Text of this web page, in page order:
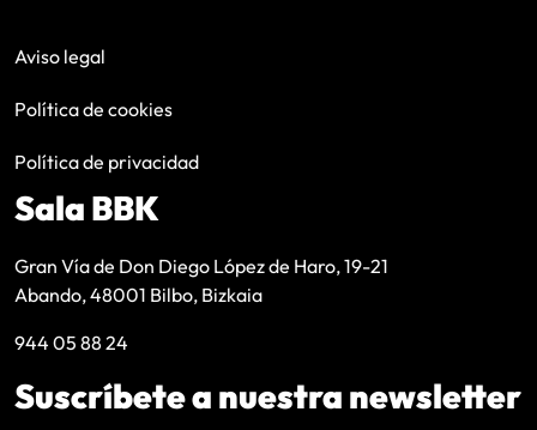
Aviso legal
Política de cookies
Política de privacidad
Sala BBK
Gran Vía de Don Diego López de Haro, 19-21
Abando, 48001 Bilbo, Bizkaia
944 05 88 24
Suscríbete a nuestra newsletter